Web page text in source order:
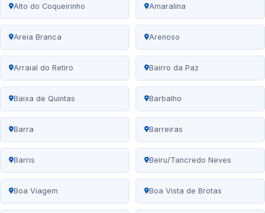
Alto do Coqueirinho Amaralina
Areia Branca Arenoso
Arraial do Retiro Bairro da Paz
Baixa de Quintas Barbalho
Barra Barreiras
Barris Beiru/Tancredo Neves
Boa Viagem Boa Vista de Brotas